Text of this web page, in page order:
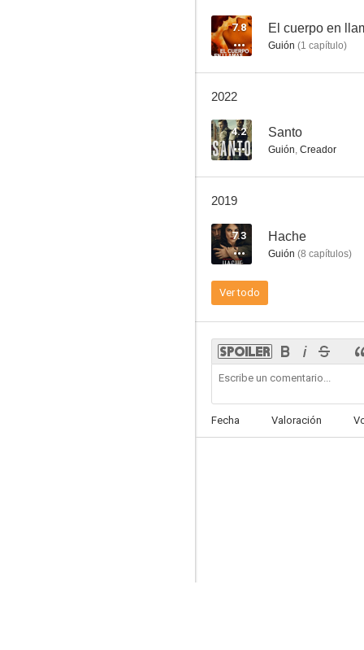
7.8 El cuerpo en
Guión (1 capítulo)
2022
4.2 Santo
Guión, Creador
2019
7.3 Hache
Guión (8 capítulos)
Ver todo
Fecha Valoración